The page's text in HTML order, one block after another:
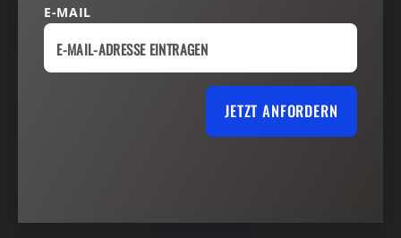
E-MAIL
JETZT ANFORDERN